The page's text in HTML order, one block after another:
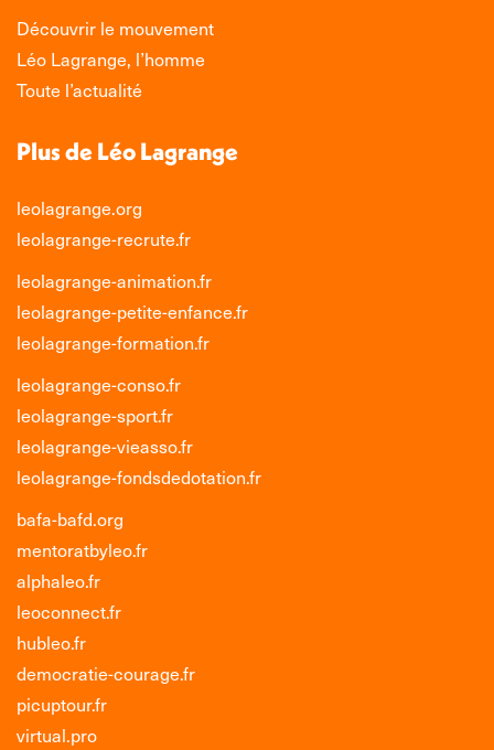
Découvrir le mouvement
Léo Lagrange, l’homme
Toute l’actualité
Plus de Léo Lagrange
leolagrange.org
leolagrange-recrute.fr
leolagrange-animation.fr
leolagrange-petite-enfance.fr
leolagrange-formation.fr
leolagrange-conso.fr
leolagrange-sport.fr
leolagrange-vieasso.fr
leolagrange-fondsdedotation.fr
bafa-bafd.org
mentoratbyleo.fr
alphaleo.fr
leoconnect.fr
hubleo.fr
democratie-courage.fr
picuptour.fr
virtual.pro